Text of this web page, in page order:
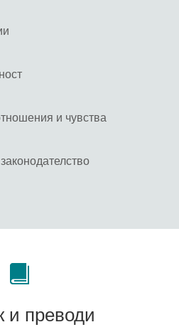
и чувства
и преводи